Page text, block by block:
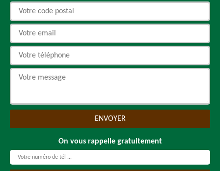
On vous rappelle gratuitement